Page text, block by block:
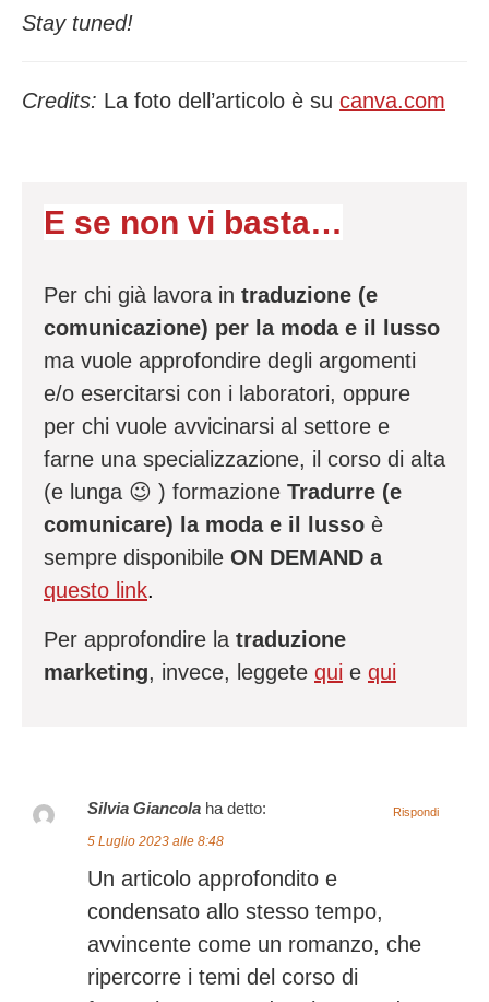
Stay tuned!
Credits: La foto dell’articolo è su canva.com
E se non vi basta…
Per chi già lavora in traduzione (e
comunicazione) per la moda e il lusso
ma vuole approfondire degli argomenti
e/o esercitarsi con i laboratori, oppure
per chi vuole avvicinarsi al settore e
farne una specializzazione, il corso di alta
(e lunga 😉 ) formazione Tradurre (e
comunicare) la moda e il lusso è
sempre disponibile ON DEMAND a
questo link.
Per approfondire la traduzione
marketing, invece, leggete qui e qui
Silvia Giancola ha detto:
5 Luglio 2023 alle 8:48
Un articolo approfondito e
condensato allo stesso tempo,
avvincente come un romanzo, che
ripercorre i temi del corso di
Rispondi